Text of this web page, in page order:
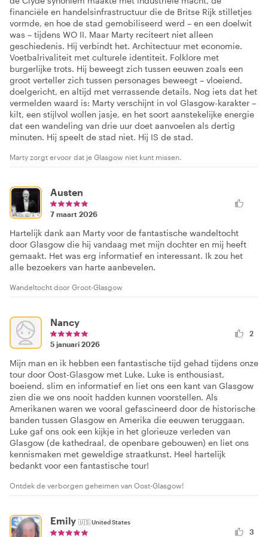
financiële en handelsinfrastructuur die de Britse Rijk stilletjes
vormde, en hoe de stad gemobiliseerd werd – en een doelwit
was – tijdens WO II. Maar Marty reciteert niet alleen
geschiedenis. Hij verbindt het. Architectuur met economie.
Voetbalrivaliteit met culturele identiteit. Folklore met
burgerlijke trots. Hij beweegt zich tussen eeuwen zoals een
groot verteller zich tussen personages beweegt – vloeiend,
doelgericht, en altijd met verrassende details. Nog iets dat het
vermelden waard is: Marty verschijnt in vol Glasgow-karakter –
kilt, een stijlvol wollen jasje, en het soort aanstekelijke energie
dat een wandeling van drie uur doet aanvoelen als dertig
minuten. Hij speelt de stad niet. Hij IS de stad.
Marty zorgt ervoor dat je Glasgow niet kunt missen.
Austen
7 maart 2026
Hartelijk dank aan Marty voor de fantastische wandeltocht
door Glasgow die hij vandaag met mijn dochter en mij heeft
gemaakt. Het was erg informatief en interessant. Ik zou het
alle bezoekers van harte aanbevelen.
Wandeltocht door Groot-Glasgow
Nancy
5 januari 2026
2
Mijn man en ik hebben een fantastische tijd gehad tijdens onze
tour door Oost-Glasgow met Luke. Luke is enthousiast,
boeiend, slim en informatief en liet ons een kant van Glasgow
zien die we ons nooit hadden kunnen voorstellen. Als
Amerikanen waren we vooral gefascineerd door de historische
banden tussen Glasgow en Amerika die eeuwen teruggaan.
Luke gaf ons ook een kijkje in het glorieuze verleden van
Glasgow (de kathedraal, de openbare gebouwen) en liet ons
kennismaken met geweldige straatkunst. Heel hartelijk
bedankt voor een fantastische tour!
Ontdek de verborgen geheimen van Oost-Glasgow!
Emily 🇺🇸United States
3